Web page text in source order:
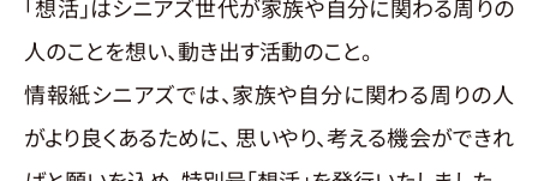
「想活」はシニアズ世代が家族や自分に関わる周りの
人のことを想い、動き出す活動のこと。
情報紙シニアズでは、家族や自分に関わる周りの人
がより良くあるために、 思いやり、考える機会ができれ